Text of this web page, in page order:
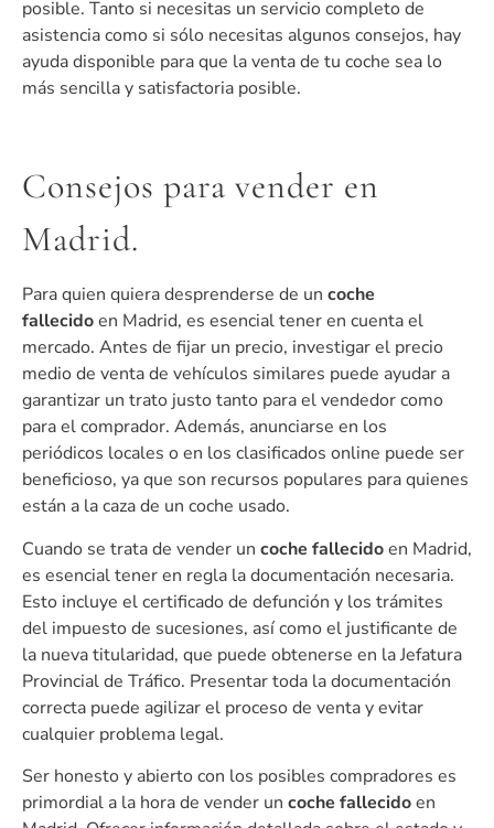
posible. Tanto si necesitas un servicio completo de
asistencia como si sólo necesitas algunos consejos, hay
ayuda disponible para que la venta de tu coche sea lo
más sencilla y satisfactoria posible.
Consejos para vender en
Madrid.
Para quien quiera desprenderse de un coche
fallecidoen Madrid, es esencial tener en cuenta el
mercado. Antes de fijar un precio, investigar el precio
medio de venta de vehículos similares puede ayudar a
garantizar un trato justo tanto para el vendedor como
para el comprador. Además, anunciarse en los
periódicos locales o en los clasificados online puede ser
beneficioso, ya que son recursos populares para quienes
están a la caza de un coche usado.
Cuando se trata de vender un coche fallecidoen Madrid,
es esencial tener en regla la documentación necesaria.
Esto incluye el certificado de defunción y los trámites
del impuesto de sucesiones, así como el justificante de
la nueva titularidad, que puede obtenerse en la Jefatura
Provincial de Tráfico. Presentar toda la documentación
correcta puede agilizar el proceso de venta y evitar
cualquier problema legal.
Ser honesto y abierto con los posibles compradores es
primordial a la hora de vender un coche fallecidoen